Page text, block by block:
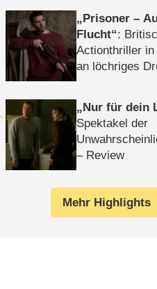
Prisoner –
Flucht :
Actionthriller
an löchriges
Nur für dein
Spektakel der
– Review
Mehr Highlights